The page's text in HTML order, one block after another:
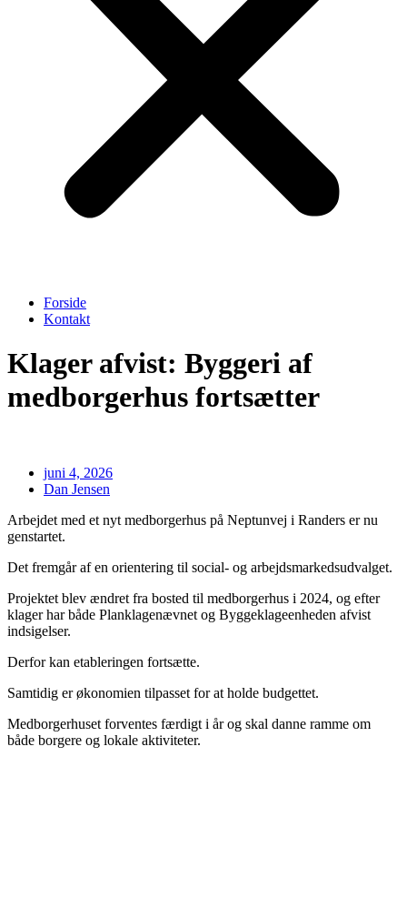
Forside
Kontakt
Klager afvist: Byggeri af
medborgerhus fortsætter
juni 4, 2026
Dan Jensen
Arbejdet med et nyt medborgerhus på Neptunvej i Randers er nu
genstartet.
Det fremgår af en orientering til social- og arbejdsmarkedsudvalget.
Projektet blev ændret fra bosted til medborgerhus i 2024, og efter
klager har både Planklagenævnet og Byggeklageenheden afvist
indsigelser.
Derfor kan etableringen fortsætte.
Samtidig er økonomien tilpasset for at holde budgettet.
Medborgerhuset forventes færdigt i år og skal danne ramme om
både borgere og lokale aktiviteter.